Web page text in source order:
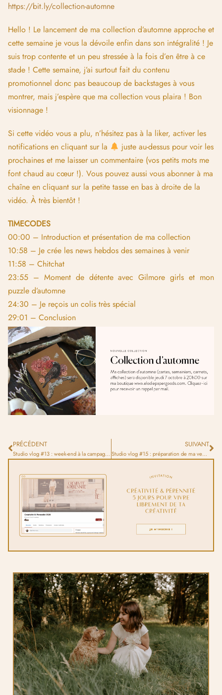
https://bit.ly/collection-automne
Hello ! Le lancement de ma collection d’automne approche et
cette semaine je vous la dévoile enfin dans son intégralité ! Je
suis trop contente et un peu stressée à la fois d’en être à ce
stade ! Cette semaine, j’ai surtout fait du contenu
promotionnel donc pas beaucoup de backstages à vous
montrer, mais j’espère que ma collection vous plaira ! Bon
visionnage !
Si cette vidéo vous a plu, n’hésitez pas à la liker, activer les
notifications en cliquant sur la
juste au-dessus pour voir les
prochaines et me laisser un commentaire (vos petits mots me
font chaud au cœur !). Vous pouvez aussi vous abonner à ma
chaîne en cliquant sur la petite tasse en bas à droite de la
vidéo. À très bientôt !
TIMECODES
00:00 – Introduction et présentation de ma collection
10:58 – Je crée les news hebdos des semaines à venir
11:58 – Chitchat
23:55 – Moment de détente avec Gilmore girls et mon
puzzle d’automne
24:30 – Je reçois un colis très spécial
29:01 – Conclusion
PRÉCÉDENT
Studio vlog #13 : week-end à la campagne, shooting photo, nouveautés d’automne et grandes annonces !
SUIVANT
Studio vlog #15 : préparation de ma vente, instants de vie et jeu concours